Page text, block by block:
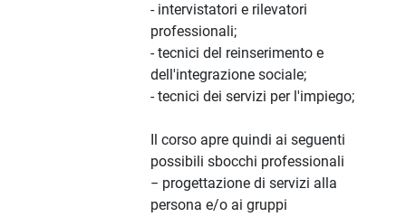
- intervistatori e rilevatori
professionali;
- tecnici del reinserimento e
dell'integrazione sociale;
- tecnici dei servizi per l'impiego;
Il corso apre quindi ai seguenti
possibili sbocchi professionali
− progettazione di servizi alla
persona e/o ai gruppi